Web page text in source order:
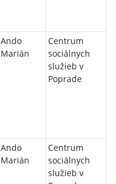
Ando
Marián
Centrum
sociálnych
služieb v
Poprade
Ando
Marián
Centrum
sociálnych
služieb v